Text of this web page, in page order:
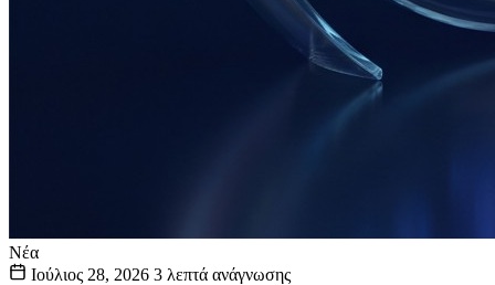
Νέα
Ιούλιος 28, 2026 3 λεπτά ανάγνωσης